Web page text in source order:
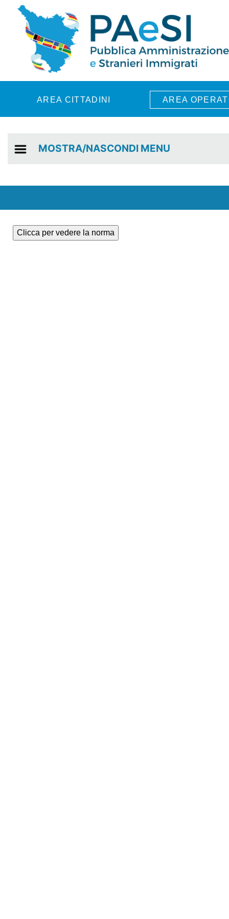
Skip to main content
AREA CITTADINI AREA
MOSTRA/NASCONDI MENU
Clicca per vedere la norma